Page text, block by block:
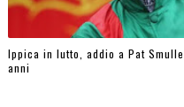
Ippica in lutto, addio a Pat
anni